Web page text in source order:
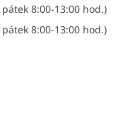
8:00-13:00 hod.)
8:00-13:00 hod.)